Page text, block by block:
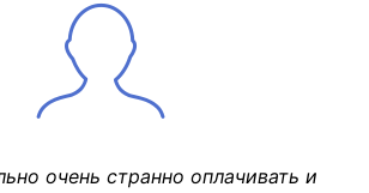
очень странно оплачивать и